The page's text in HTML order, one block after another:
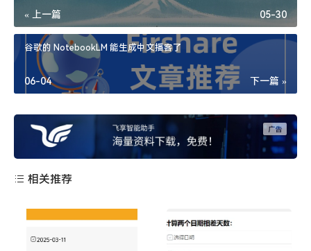
« 上一篇 05-30
谷歌的 NotebookLM 能生成中文播客了
下一篇 »
06-04
相关推荐